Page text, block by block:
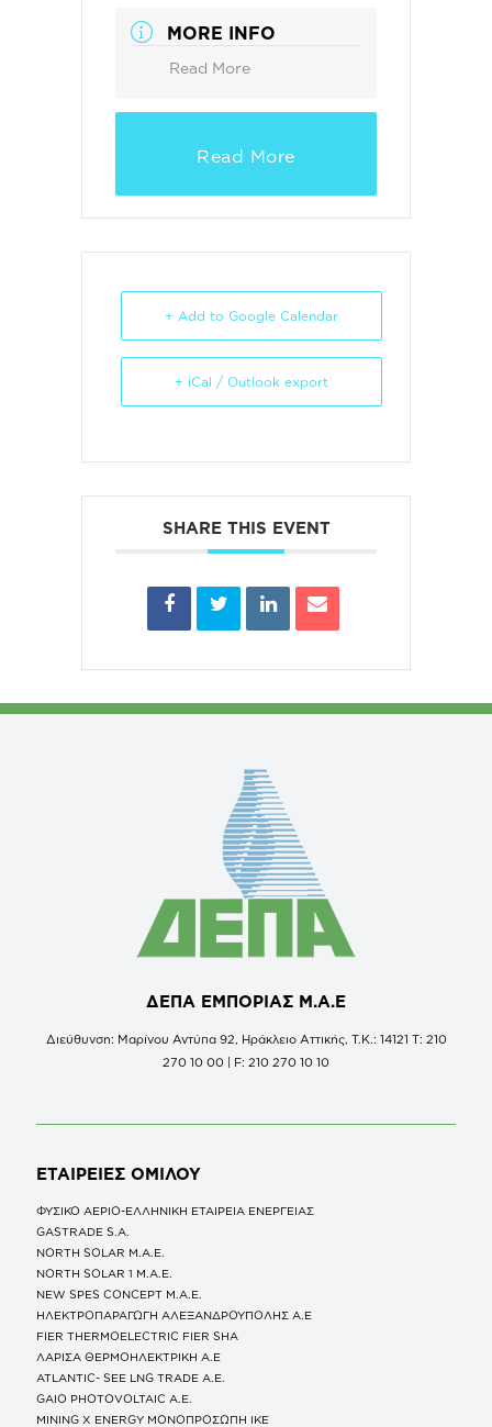
MORE INFO
Read More
Read More
+ Add to Google Calendar
+ iCal / Outlook export
SHARE THIS EVENT
ΔΕΠΑ ΕΜΠΟΡΙΑΣ Μ.Α.Ε
Διεύθυνση: Μαρίνου Αντύπα 92, Ηράκλειο Αττικής, Τ.Κ.: 14121 Τ: 210
270 10 00 | F: 210 270 10 10
ΕΤΑΙΡΕΙΕΣ ΟΜΙΛΟΥ
ΦΥΣΙΚΟ ΑΕΡΙΟ-ΕΛΛΗΝΙΚΗ ΕΤΑΙΡΕΙΑ ΕΝΕΡΓΕΙΑΣ
GASTRADE S.A.
NORTH SOLAR M.Α.Ε.
NORTH SOLAR 1 M.Α.Ε.
NEW SPES CONCEPT Μ.Α.Ε.
ΗΛΕΚΤΡΟΠΑΡΑΓΩΓΗ ΑΛΕΞΑΝΔΡΟΥΠΟΛΗΣ A.E
FIER THERMOELECTRIC FIER SHA
ΛΑΡΙΣΑ ΘΕΡΜΟΗΛΕΚΤΡΙΚΗ A.E
ATLANTIC- SEE LNG TRADE A.E.
GAIO PHOTOVOLTAIC Α.Ε.
MINING X ENERGY ΜΟΝΟΠΡΟΣΩΠΗ ΙΚΕ